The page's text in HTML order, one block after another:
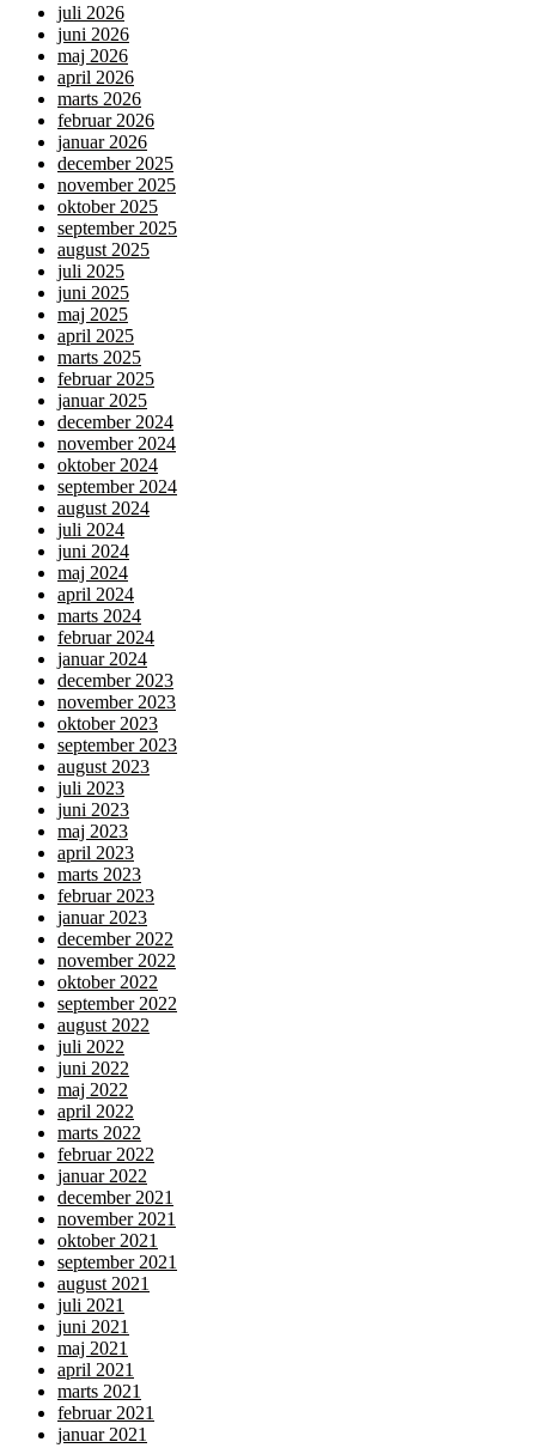
juli 2026
juni 2026
maj 2026
april 2026
marts 2026
februar 2026
januar 2026
december 2025
november 2025
oktober 2025
september 2025
august 2025
juli 2025
juni 2025
maj 2025
april 2025
marts 2025
februar 2025
januar 2025
december 2024
november 2024
oktober 2024
september 2024
august 2024
juli 2024
juni 2024
maj 2024
april 2024
marts 2024
februar 2024
januar 2024
december 2023
november 2023
oktober 2023
september 2023
august 2023
juli 2023
juni 2023
maj 2023
april 2023
marts 2023
februar 2023
januar 2023
december 2022
november 2022
oktober 2022
september 2022
august 2022
juli 2022
juni 2022
maj 2022
april 2022
marts 2022
februar 2022
januar 2022
december 2021
november 2021
oktober 2021
september 2021
august 2021
juli 2021
juni 2021
maj 2021
april 2021
marts 2021
februar 2021
januar 2021